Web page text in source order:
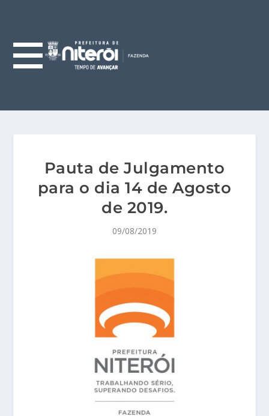
Pauta de Julgamento
para o dia 14 de Agosto
de 2019.
09/08/2019